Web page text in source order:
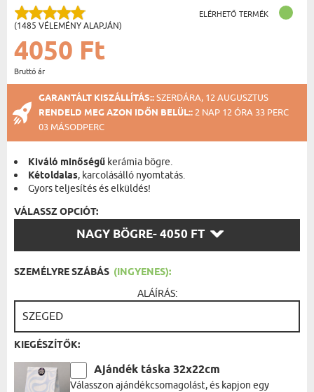
(1485 VÉLEMÉNY ALAPJÁN)
ELÉRHETŐ TERMÉK
4050 Ft
Bruttó ár
GARANTÁLT KISZÁLLÍTÁS::SZERDÁRA, 12 AUGUSZTUS
RENDELD MEG AZON IDŐN BELÜL:: 2 NAP 12 ÓRA 33 PERC
02 MÁSODPERC
Kiváló minőségű kerámia bögre.
Kétoldalas, karcolásálló nyomtatás.
Gyors teljesítés és elküldés!
VÁLASSZ OPCIÓT:
NAGY BÖGRE- 4050 FT
SZEMÉLYRE SZÁBÁS (INGYENES):
ALÁÍRÁS:
KIEGÉSZÍTŐK:
Ajándék táska 32x22cm
Válasszon ajándékcsomagolást, és kapjon egy